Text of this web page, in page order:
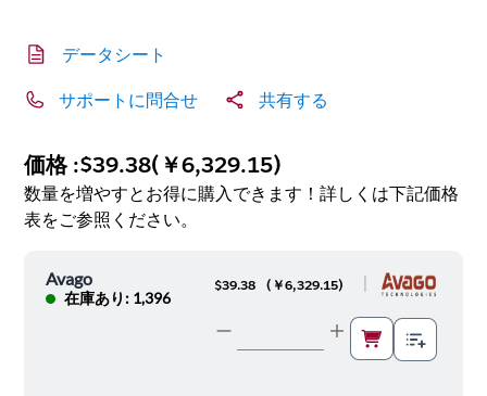
データシート
サポートに問合せ 共有する
価格 :$39.38(￥6,329.15)
数量を増やすとお得に購入できます！詳しくは下記価格
表をご参照ください。
Avago
在庫あり: 1,396
$39.38 ( ￥6,329.15)